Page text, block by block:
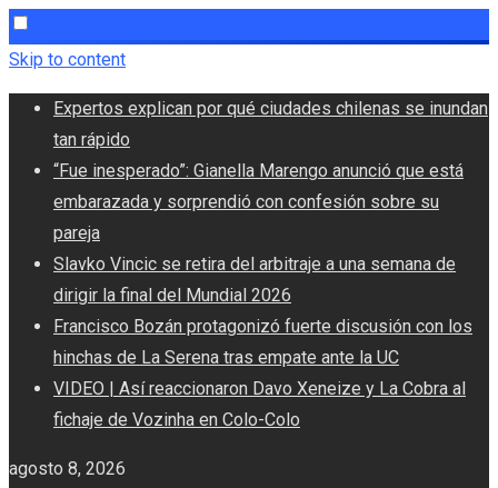
Skip to content
Expertos explican por qué ciudades chilenas se inundan
tan rápido
“Fue inesperado”: Gianella Marengo anunció que está
embarazada y sorprendió con confesión sobre su
pareja
Slavko Vincic se retira del arbitraje a una semana de
dirigir la final del Mundial 2026
Francisco Bozán protagonizó fuerte discusión con los
hinchas de La Serena tras empate ante la UC
VIDEO | Así reaccionaron Davo Xeneize y La Cobra al
fichaje de Vozinha en Colo-Colo
agosto 8, 2026